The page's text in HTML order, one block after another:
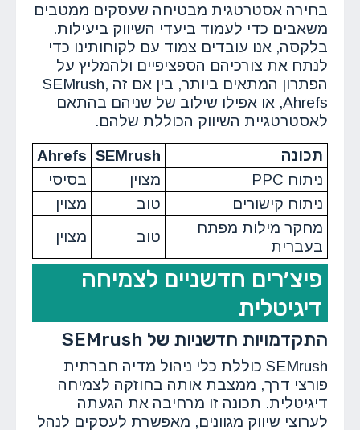
בחירה אסטרטגית מבטיחה שעסקים ממטבים
משאבים כדי לעמוד ביעדי השיווק ביעילות.
בלקסה, אנו עובדים צמוד עם לקוחותינו כדי
לנתח את צורכיהם הספציפיים ולהמליץ על
הפתרון המתאים ביותר, בין אם זה SEMrush,
Ahrefs, או אפילו שילוב של שניהם בהתאם
לאסטרטגיית השיווק הכוללת שלהם.
תכונה SEMrush
Ahrefs
ניתוח PPC
מצוין
בסיסי
ניתוח קישורים
טוב
מצוין
מחקר מילות מפתח
בעברית
טוב מצוין
פיצ׳רים חדשניים לצמיחה
דיגיטלית
התקדמויות חדשניות של SEMrush
SEMrush כוללת כלי ניהול מדיה חברתית
פורצי דרך, ממצבת אותה בחוזקה לצמיחה
דיגיטלית. תכונה זו מרחיבה את הגעתה
לערוצי שיווק מגוונים, מאפשרת לעסקים לנהל